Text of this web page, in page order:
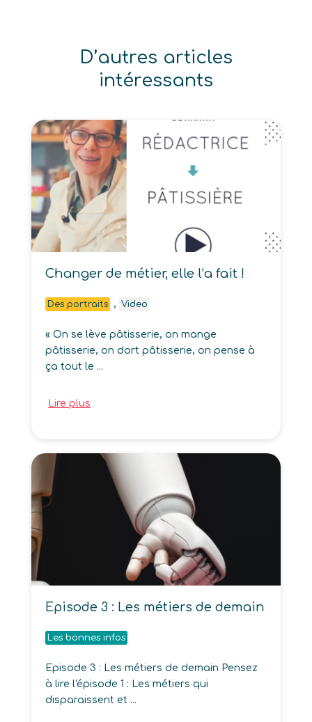
D’autres articles
intéressants
Changer de métier, elle l’a fait !
Des portraits , Video
« On se lève pâtisserie, on mange
pâtisserie, on dort pâtisserie, on pense à
ça tout le ...
Lire plus
Episode 3 : Les métiers de demain
Les bonnes infos
Episode 3 : Les métiers de demain Pensez
à lire l'épisode 1 : Les métiers qui
disparaissent et ...